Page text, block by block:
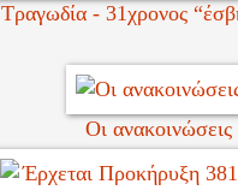
Τραγωδία - 31χρονος
Οι